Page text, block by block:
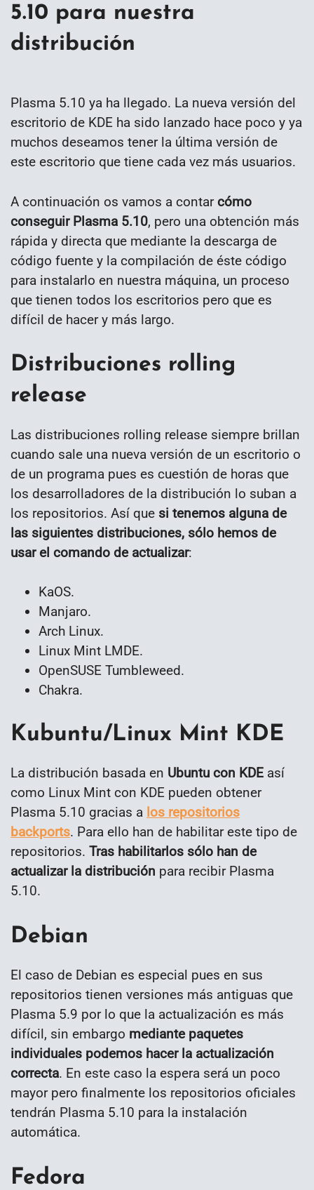
5.10 para nuestra
distribución
Plasma 5.10 ya ha llegado. La nueva versión del
escritorio de KDE ha sido lanzado hace poco y ya
muchos deseamos tener la última versión de
este escritorio que tiene cada vez más usuarios.
A continuación os vamos a contarcómo
conseguir Plasma 5.10, pero una obtención más
rápida y directa que mediante la descarga de
código fuente y la compilación de éste código
para instalarlo en nuestra máquina, un proceso
que tienen todos los escritorios pero que es
difícil de hacer y más largo.
Distribuciones rolling
release
Las distribuciones rolling release siempre brillan
cuando sale una nueva versión de un escritorio o
de un programa pues es cuestión de horas que
los desarrolladores de la distribución lo suban a
los repositorios. Así que si tenemos alguna de
las siguientes distribuciones, sólo hemos de
usar el comando de actualizar:
KaOS.
Manjaro.
Arch Linux.
Linux Mint LMDE.
OpenSUSE Tumbleweed.
Chakra.
Kubuntu/Linux Mint KDE
La distribución basada en Ubuntu con KDE así
como Linux Mint con KDE pueden obtener
Plasma 5.10 gracias a los repositorios
backports. Para ello han de habilitar este tipo de
repositorios. Tras habilitarlos sólo han de
actualizar la distribución para recibir Plasma
5.10.
Debian
El caso de Debian es especial pues en sus
repositorios tienen versiones más antiguas que
Plasma 5.9 por lo que la actualización es más
difícil, sin embargo mediante paquetes
individuales podemos hacer la actualización
correcta. En este caso la espera será un poco
mayor pero finalmente los repositorios oficiales
tendrán Plasma 5.10 para la instalación
automática.
Fedora